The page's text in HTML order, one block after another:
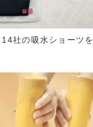
社の吸水ショーツ